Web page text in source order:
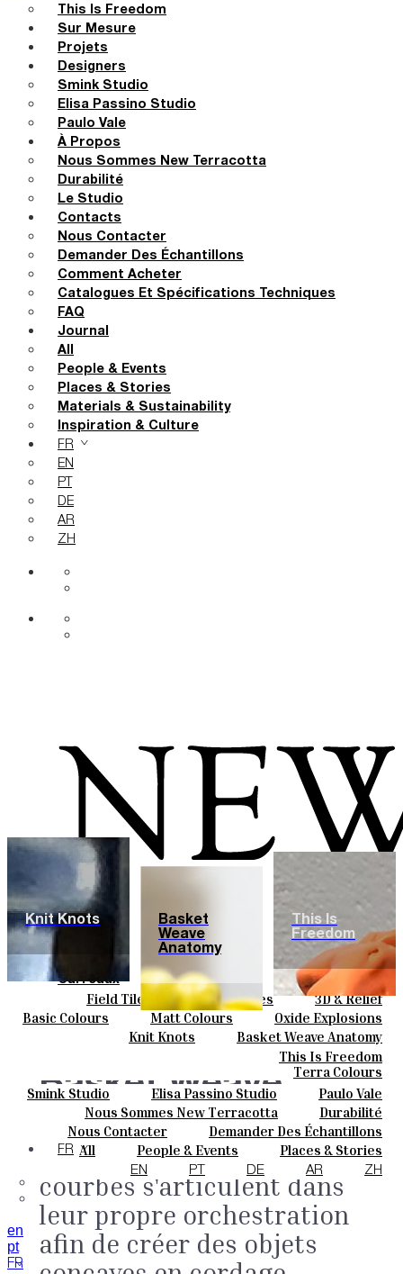
This Is Freedom
Sur Mesure
Projets
Designers
Smink Studio
Elisa Passino Studio
Paulo Vale
À Propos
Nous Sommes New Terracotta
Durabilité
Le Studio
Contacts
Nous Contacter
Demander Des Échantillons
Comment Acheter
Catalogues Et Spécifications Techniques
FAQ
Journal
All
People & Events
Places & Stories
Materials & Sustainability
Inspiration & Culture
FR
EN
PT
DE
AR
ZH
Carreaux
Field Tiles Special Tiles
3D & Relief
Hand Painted
Bold Pattern
Parquet Bisque
Natural Cotto
Elisa Passino
Smink
Paulo Vale
Couleurs
Basic Colours Matt Colours
Oxide Explosions
Special Firing
Vintage Metallics
Dry Colours
Terra Colours
Céramique
Knit Knots
Basket Weave Anatomy
This Is Freedom
Sur Mesure
Smink Studio Elisa Passino Studio Paulo Vale
À Propos
Nous Sommes New Terracotta
Durabilité
Le Studio
Contacts
Nous Contacter
Demander Des Échantillons
Comment Acheter
Catalogues Et Spécifications Techniques
FAQ
Journal
All People & Events
Places & Stories
Materials & Sustainability
Inspiration & Culture
FR
EN PT DE AR ZH
en
pt
FR
Knit Knots
Basket
Weave
Anatomy
This Is
Freedom
Basket Weave
Anatomy.Des
torsades, des nœuds et des
courbes s'articulent dans
leur propre orchestration
afin de créer des objets